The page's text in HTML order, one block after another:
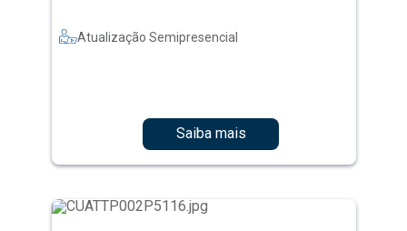
Atualização Semipresencial
Saiba mais